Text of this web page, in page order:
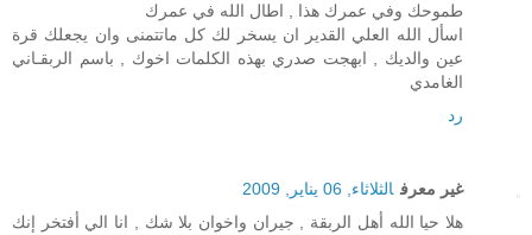
طموحك وفي عمرك هذا , اطال الله في عمرك
اسأل الله العلي القدير ان يسخر لك كل ماتتمنى وان يجعلك قرة
عين والديك , ابهجت صدري بهذه الكلمات اخوك , باسم الربقـاني
الغامدي
رد
غير معرف الثلاثاء, 06 يناير, 2009
هلا حيا الله أهل الربقة , جيران واخوان بلا شك , انا الي أفتخر إنك